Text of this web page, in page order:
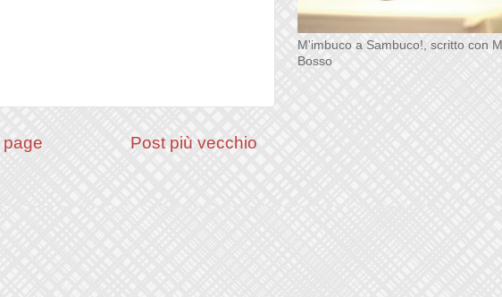
Post più vecchio
page
M'imbuco a Sambuco!, scritto con M.
Bosso